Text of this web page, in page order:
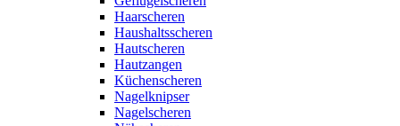
Haarscheren
Haushaltsscheren
Hautscheren
Hautzangen
Küchenscheren
Nagelknipser
Nagelscheren